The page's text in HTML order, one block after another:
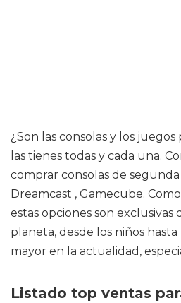
¿Son las consolas y los
las tienes todas y cada una.
comprar consolas de
Dreamcast , Gamecube.
estas opciones son
planeta, desde los niños
mayor en la actualidad,
Listado top ventas